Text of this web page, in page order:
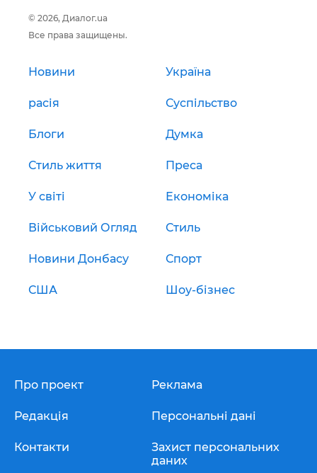
© 2026, Диалог.ua
Все права защищены.
Новини Україна
расія Суспільство
Блоги Думка
Стиль життя Преса
У світі Економіка
Військовий Огляд Стиль
Новини Донбасу Спорт
США Шоу-бізнес
Про проект
Редакція
Контакти
Реклама
Персональні дані
Захист персональних
даних